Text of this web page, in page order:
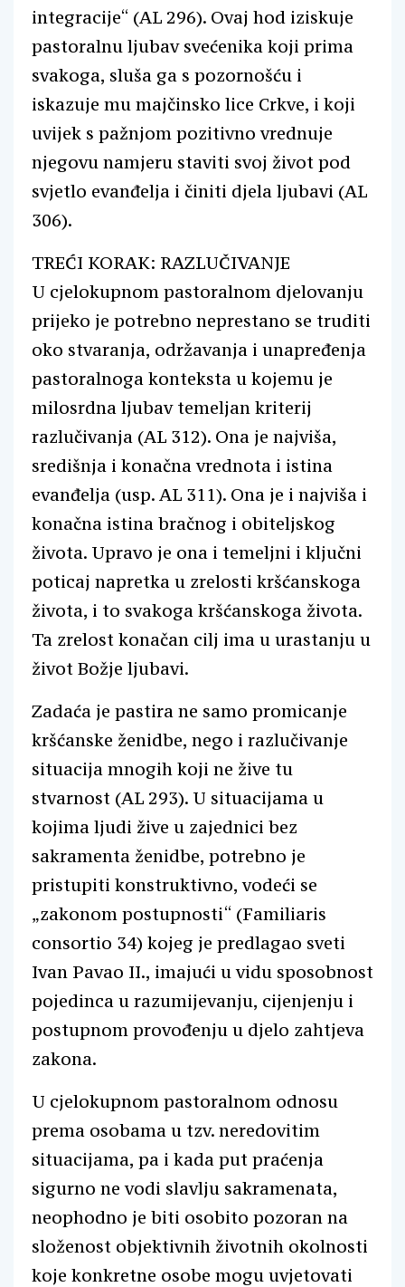
integracije“ (AL 296). Ovaj hod iziskuje
pastoralnu ljubav svećenika koji prima
svakoga, sluša ga s pozornošću i
iskazuje mu majčinsko lice Crkve, i koji
uvijek s pažnjom pozitivno vrednuje
njegovu namjeru staviti svoj život pod
svjetlo evanđelja i činiti djela ljubavi (AL
306).
TREĆI KORAK: RAZLUČIVANJE
U cjelokupnom pastoralnom djelovanju
prijeko je potrebno neprestano se truditi
oko stvaranja, održavanja i unapređenja
pastoralnoga konteksta u kojemu je
milosrdna ljubav temeljan kriterij
razlučivanja (AL 312). Ona je najviša,
središnja i konačna vrednota i istina
evanđelja (usp. AL 311). Ona je i najviša i
konačna istina bračnog i obiteljskog
života. Upravo je ona i temeljni i ključni
poticaj napretka u zrelosti kršćanskoga
života, i to svakoga kršćanskoga života.
Ta zrelost konačan cilj ima u urastanju u
život Božje ljubavi.
Zadaća je pastira ne samo promicanje
kršćanske ženidbe, nego i razlučivanje
situacija mnogih koji ne žive tu
stvarnost (AL 293). U situacijama u
kojima ljudi žive u zajednici bez
sakramenta ženidbe, potrebno je
pristupiti konstruktivno, vodeći se
„zakonom postupnosti“ (Familiaris
consortio 34) kojeg je predlagao sveti
Ivan Pavao II., imajući u vidu sposobnost
pojedinca u razumijevanju, cijenjenju i
postupnom provođenju u djelo zahtjeva
zakona.
U cjelokupnom pastoralnom odnosu
prema osobama u tzv. neredovitim
situacijama, pa i kada put praćenja
sigurno ne vodi slavlju sakramenata,
neophodno je biti osobito pozoran na
složenost objektivnih životnih okolnosti
koje konkretne osobe mogu uvjetovati